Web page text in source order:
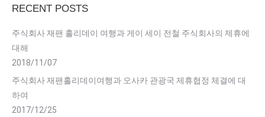
RECENT POSTS
주식회사 재팬 홀리데이 여행과 게이 세이 전철 주식회사의 제휴에
대해
2018/11/07
주식회사 재팬홀리데이여행과 오사카 관광국 제휴협정 체결에 대
하여
2017/12/25